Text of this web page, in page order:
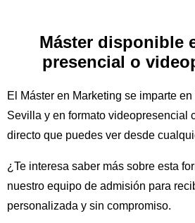
Máster disponible
presencial o
El Máster en Marketing se imparte
Sevilla y en formato videopresencial
directo que puedes ver desde
¿Te interesa saber más sobre esta
nuestro equipo de admisión para
personalizada y sin compromiso.